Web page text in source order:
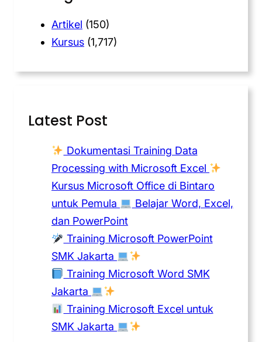
Artikel (150)
Kursus (1,717)
Latest Post
Dokumentasi Training Data
Processing with Microsoft Excel
Kursus Microsoft Office di Bintaro
untuk Pemula
Belajar Word, Excel,
dan PowerPoint
Training Microsoft PowerPoint
SMK Jakarta
Training Microsoft Word SMK
Jakarta
Training Microsoft Excel untuk
SMK Jakarta